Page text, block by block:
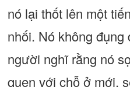
nó lại thốt lên một
nhối. Nó không
người nghĩ rằng nó
quen với chỗ ở mới,